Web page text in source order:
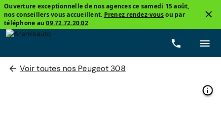
Ouverture exceptionnelle de nos agences ce samedi 15 août,
nos conseillers vous accueillent. Prenez rendez-vousou par
téléphone au09.72.72.20.02
Voir toutes nos Peugeot 308